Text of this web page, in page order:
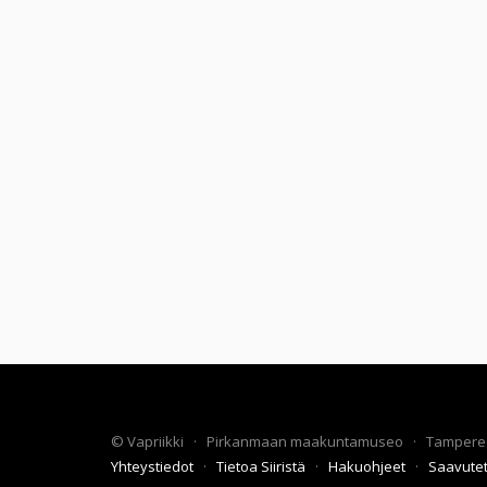
© Vapriikki · Pirkanmaan maakuntamuseo ·
Yhteystiedot · Tietoa Siiristä · Hakuohjeet ·